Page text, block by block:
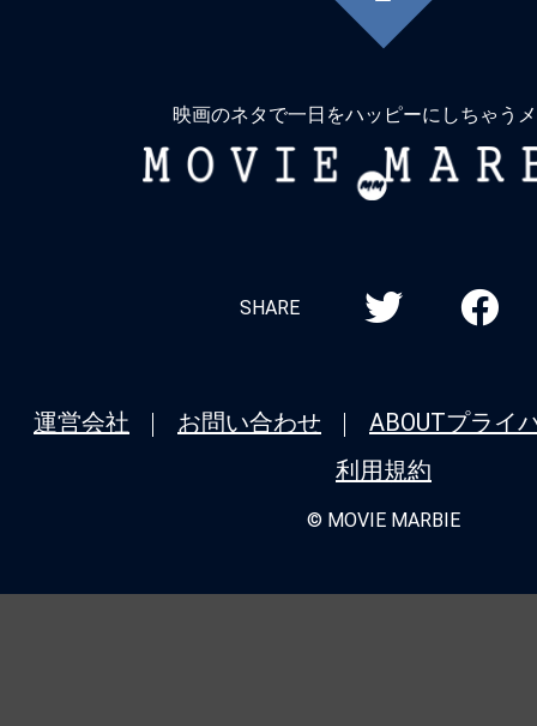
に
映画のネタで一日をハッピーにしちゃう
MOVIE
SHARE
運営会社 お問い合わせ ABOUTプライ
利用規約
© MOVIE MARBIE